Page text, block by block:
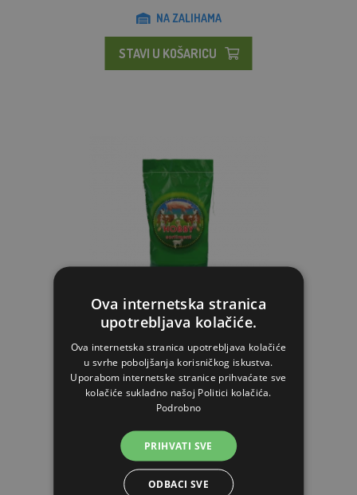
NA ZALIHAMA
STAVI U KOŠARICU
Hrana za uzgoj golubova G 10kg
10,00€
NA ZALIHAMA
STAVI U KOŠARICU
Ova internetska stranica
upotrebljava kolačiće.
Ova internetska stranica upotrebljava kolačiće
u svrhe poboljšanja korisničkog iskustva.
Uporabom internetske stranice prihvaćate sve
kolačiće sukladno našoj Politici kolačića.
Podrobno
PRIHVATI SVE
ODBACI SVE